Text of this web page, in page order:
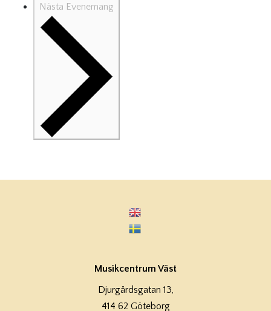
Nästa Evenemang
Musikcentrum Väst
Djurgårdsgatan 13,
414 62 Göteborg